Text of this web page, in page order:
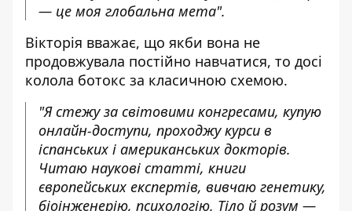
— це моя глобальна мета".
Вікторія вважає, що якби вона не
продовжувала постійно навчатися, то досі
колола ботокс за класичною схемою.
"Я стежу за світовими конгресами, купую
онлайн-доступи, проходжу курси в
іспанських і американських докторів.
Читаю наукові статті, книги
європейських експертів, вивчаю генетику,
біоінженерію, психологію. Тіло й розум —